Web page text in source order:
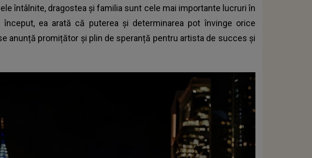
întâlnite, dragostea și familia sunt cele mai importante lucruri în
ea arată că puterea și determinarea pot învinge orice
anunță promițător și plin de speranță pentru artista de succes și